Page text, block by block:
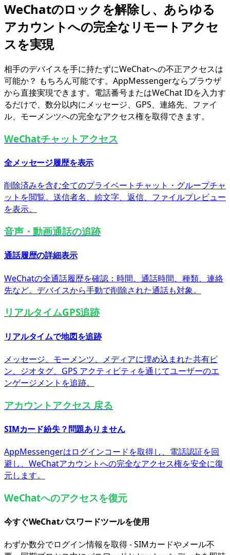
WeChatのロックを解除し、あらゆる
アカウントへの完全なリモートアクセ
スを実現
相手のデバイスを手に持たずにWeChatへの不正アクセスは
可能か？ もちろん可能です。AppMessengerならブラウザ
から直接実現できます。電話番号またはWeChat IDを入力す
るだけで、数分以内にメッセージ、GPS、連絡先、ファイ
ル、モーメンツへの完全なアクセス権を取得できます。
WeChatチャットアクセス
全メッセージ履歴を表示
削除済みを含む全てのプライベートチャット・グループチャ
ットを閲覧。送信者名、絵文字、返信、ファイルプレビュー
を表示。
音声・動画通話の追跡
通話履歴の詳細表示
WeChatの全通話履歴を確認：時間、通話時間、種類、連絡
先など。デバイスから手動で削除された通話も対象。
リアルタイムGPS追跡
リアルタイムで地図を追跡
メッセージ、モーメンツ、メディアに埋め込まれた共有ピ
ン、ジオタグ、GPS アクティビティを通じてユーザーのエ
ンゲージメントを追跡。
アカウントアクセス 戻る
SIMカード紛失？問題ありません
AppMessengerはログインコードを取得し、電話認証を回
避し、WeChatアカウントへの完全なアクセス権を安全に復
元します。
WeChatへのアクセスを復元
今すぐWeChatパスワードツールを使用
わずか数分でログイン情報を取得 - SIMカードやメール不